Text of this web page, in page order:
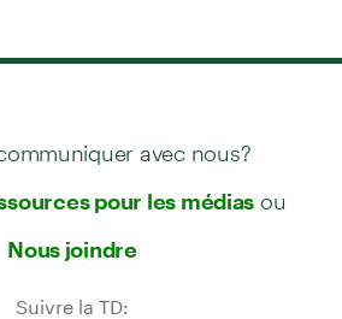
avec nous?
pour les médias ou
Nous joindre
Suivre la TD: